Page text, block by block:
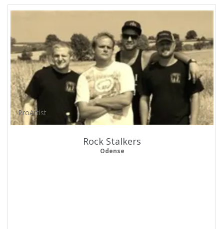
ProArtist
Rock Stalkers
Odense